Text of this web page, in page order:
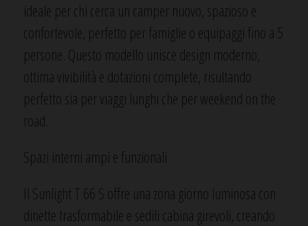
ideale per chi cerca un camper nuovo, spazioso e
confortevole, perfetto per famiglie o equipaggi fino a 5
persone. Questo modello unisce design moderno,
ottima vivibilità e dotazioni complete, risultando
perfetto sia per viaggi lunghi che per weekend on the
road.
Spazi interni ampi e funzionali
Il Sunlight T 66 S offre una zona giorno luminosa con
dinette trasformabile e sedili cabina girevoli, creando